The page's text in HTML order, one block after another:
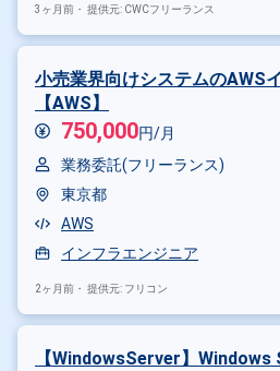
3ヶ月前・ 提供元: CWCフリーランス
小売業界向けシステムのAWS
【AWS】
750,000円/月
業務委託(フリーランス)
東京都
AWS
インフラエンジニア
2ヶ月前・ 提供元: フリコン
【WindowsServer】